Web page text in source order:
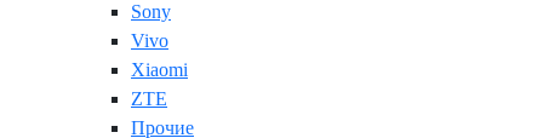
Sony
Vivo
Xiaomi
ZTE
Прочие